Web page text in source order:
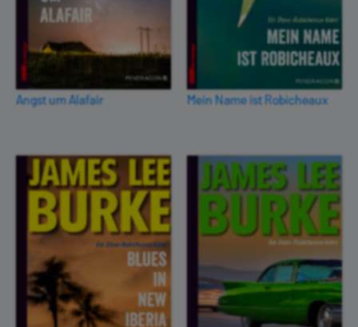
Angst um Alafair Mein Name ist Robicheaux